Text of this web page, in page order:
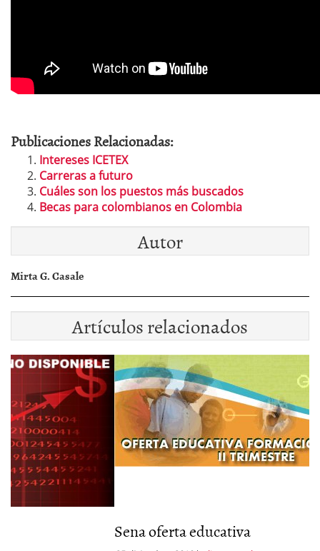
Publicaciones Relacionadas:
Intereses ICETEX
Carreras a futuro
Cuáles son los puestos más buscados
Becas para colombianos en Colombia
Autor
Mirta G. Casale
Artículos relacionados
Sena oferta educativa